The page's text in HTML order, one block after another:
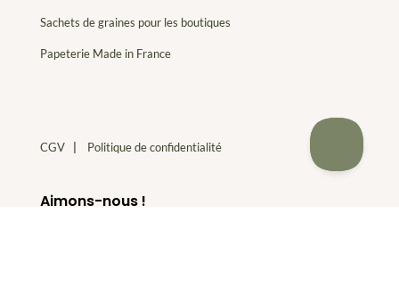
Sachets de graines pour les boutiques
Papeterie Made in France
CGV| Politique de confidentialité
Aimons-nous !